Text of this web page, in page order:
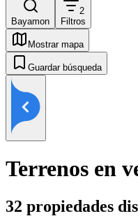
Bayamon
2
Filtros
Mostrar mapa
Guardar búsqueda
Terrenos en
32 propiedades